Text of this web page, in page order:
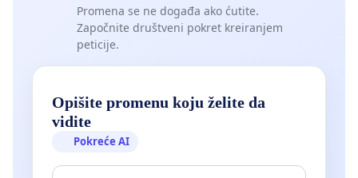
Promena se ne događa ako ćutite.
Započnite društveni pokret kreiranjem
peticije.
Opišite promenu koju želite da
vidite
Pokreće AI